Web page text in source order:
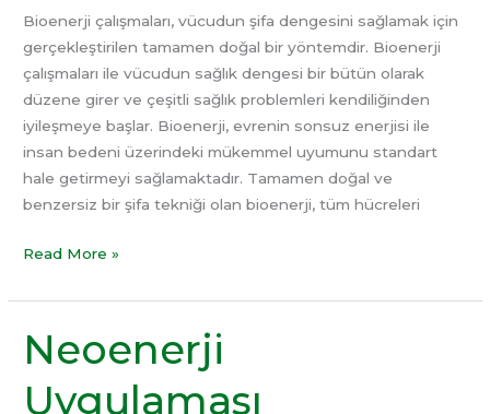
Bioenerji çalışmaları, vücudun şifa dengesini sağlamak için
gerçekleştirilen tamamen doğal bir yöntemdir. Bioenerji
çalışmaları ile vücudun sağlık dengesi bir bütün olarak
düzene girer ve çeşitli sağlık problemleri kendiliğinden
iyileşmeye başlar. Bioenerji, evrenin sonsuz enerjisi ile
insan bedeni üzerindeki mükemmel uyumunu standart
hale getirmeyi sağlamaktadır. Tamamen doğal ve
benzersiz bir şifa tekniği olan bioenerji, tüm hücreleri
Read More »
Neoenerji
Uygulaması
Neoenerji
Uygulaması